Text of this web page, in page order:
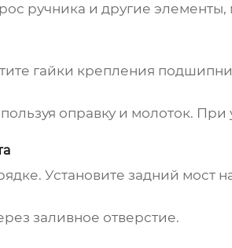
ручника и другие
гайки крепления
оправку и молоток. При
Установите задний
заливное отверстие.